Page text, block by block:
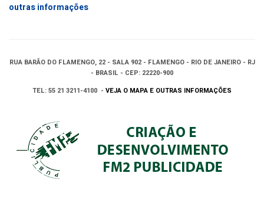
outras informações
RUA BARÃO DO FLAMENGO, 22 - SALA 902 - FLAMENGO - RIO DE JANEIRO - RJ
- BRASIL - CEP: 22220-900
TEL: 55 21 3211-4100 - VEJA O MAPA E OUTRAS INFORMAÇÕES